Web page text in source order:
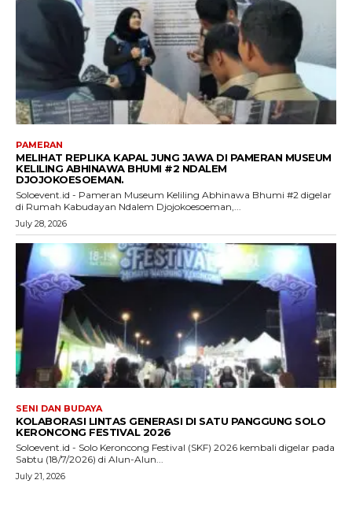
PAMERAN
MELIHAT REPLIKA KAPAL JUNG JAWA DI PAMERAN MUSEUM
KELILING ABHINAWA BHUMI #2 NDALEM
DJOJOKOESOEMAN.
Soloevent.id - Pameran Museum Keliling Abhinawa Bhumi #2 digelar
di Rumah Kabudayan Ndalem Djojokoesoeman,...
July 28, 2026
SENI DAN BUDAYA
KOLABORASI LINTAS GENERASI DI SATU PANGGUNG SOLO
KERONCONG FESTIVAL 2026
Soloevent.id - Solo Keroncong Festival (SKF) 2026 kembali digelar pada
Sabtu (18/7/2026) di Alun-Alun...
July 21, 2026